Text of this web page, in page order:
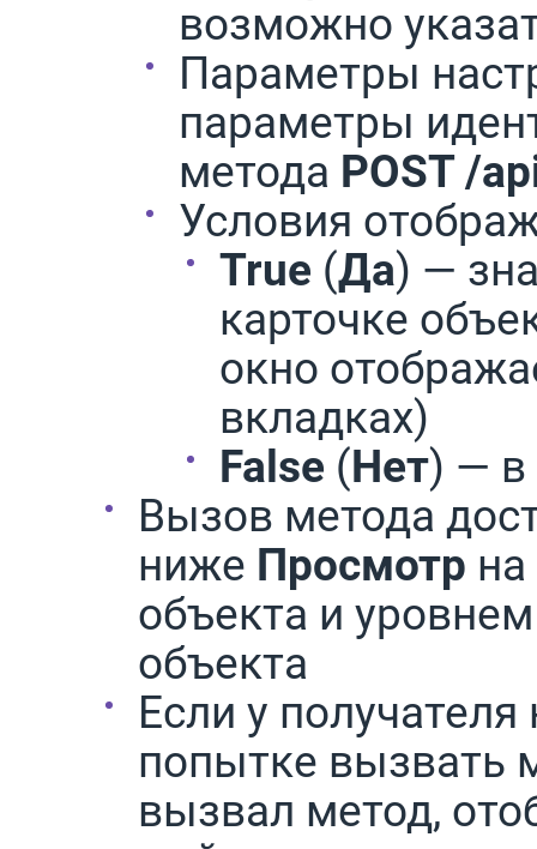
возможно
Параметры
параметры
метода POST /
Условия
True (Да) —
карточке
окно
вкладках)
False (Нет) —
Вызов метода
ниже Просмотр
объекта и
объекта
Если у
попытке вызвать
вызвал метод,